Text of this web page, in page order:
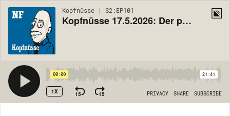
Kopfnüsse | S2:EP101
Kopfnüsse 17.5.2026: Der peinliche ORF-Wahlkampf
00:00 21:41
1X 15 15 PRIVACY SHARE SUBSCRIBE